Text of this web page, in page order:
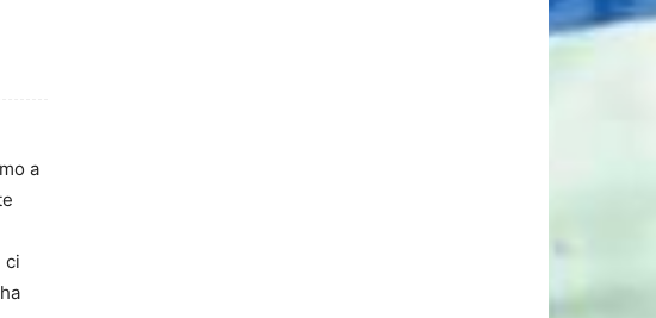
a
ci